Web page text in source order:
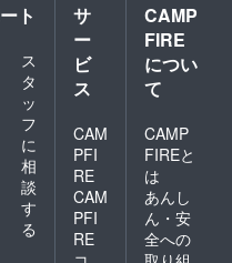
ト
ス
タ
ッ
フ
に
相
談
す
る
サ
ー
ビ
ス
CAM
PFI
RE
CAM
PFI
RE
CAMP
FIRE
につい
て
CAMP
FIREと
は
あんし
ん・安
全への